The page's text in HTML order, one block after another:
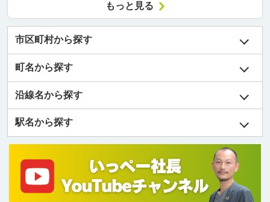
もっと見る
市区町村から探す
町名から探す
沿線名から探す
駅名から探す